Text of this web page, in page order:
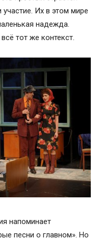
Их в этом мире
надежда.
тот же контекст.
напоминает
песни о главном». Но